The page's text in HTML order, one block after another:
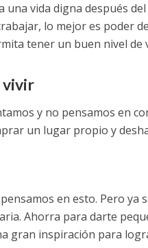
una vida digna después
lo mejor es poder
tener un buen nivel de
vivir
y no pensamos en
un lugar propio y
en esto. Pero
Ahorra para darte
gran inspiración para